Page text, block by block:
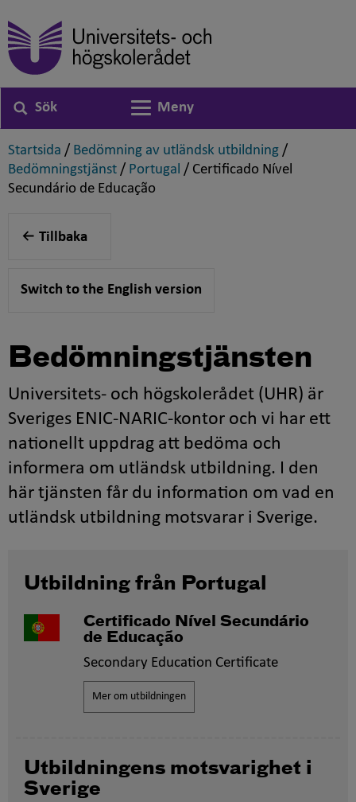
Sök
Växla navigering
Meny
Startsida ,
/ Bedömning av utländsk utbildning ,
/
Bedömningstjänst ,
/ Portugal ,
/ Certificado Nível
Secundário de Educação
Tillbaka
Switch to the English version
Bedömningstjänsten
Universitets- och högskolerådet (UHR) är
Sveriges ENIC-NARIC-kontor och vi har ett
nationellt uppdrag att bedöma och
informera om utländsk utbildning. I den
här tjänsten får du information om vad en
utländsk utbildning motsvarar i Sverige.
Utbildning från Portugal
Certificado Nível Secundário
de Educação
Secondary Education Certificate
Mer om utbildningen
Utbildningens motsvarighet i
Sverige